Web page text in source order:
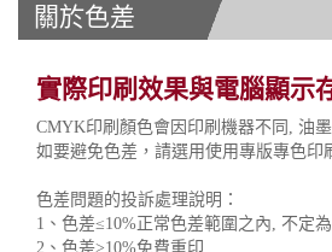
關於色差
實際印刷效果與電腦顯示
CMYK印刷顏色會因印刷機器不同, 油
如要避免色差，請選用使用專版專色印
色差問題的投訴處理說明：
1、色差≤10%正常色差範圍之內, 不定
2、色差>10%免費重印